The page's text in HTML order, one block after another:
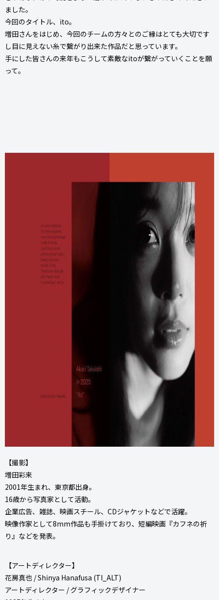
ました。
今回のタイトル、ito。
増田さんをはじめ、今回のチームの方々とのご縁はとても大切です
し目に見えない糸で繋がり出来た作品だと思っています。
手にした皆さんの来年もこうして素敵なitoが繋がっていくことを願
って。
【撮影】
増田彩来
2001年生まれ、東京都出身。
16歳から写真家として活動。
企業広告、雑誌、映画スチール、CDジャケットなどで活躍。
映像作家として8mm作品も手掛けており、短編映画『カフネの祈
り』などを発表。
【アートディレクター】
花房真也 / Shinya Hanafusa (TI_ALT)
アートディレクター / グラフィックデザイナー